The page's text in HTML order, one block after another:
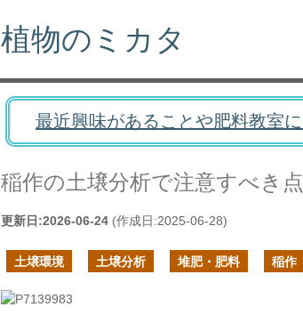
植物のミカタ
最近興味があることや肥料教室
稲作の土壌分析で注意すべき点
更新日:2026-06-24 (作成日:2025-06-28)
土壌環境 土壌分析 堆肥・肥料 稲作